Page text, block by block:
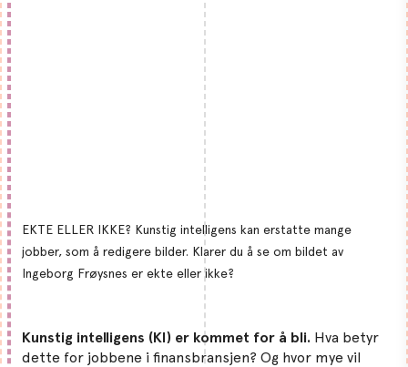
EKTE ELLER IKKE? Kunstig intelligens kan erstatte mange
jobber, som å redigere bilder. Klarer du å se om bildet av
Ingeborg Frøysnes er ekte eller ikke?
Kunstig intelligens (KI) er kommet for å bli. Hva betyr
dette for jobbene i finansbransjen? Og hvor mye vil